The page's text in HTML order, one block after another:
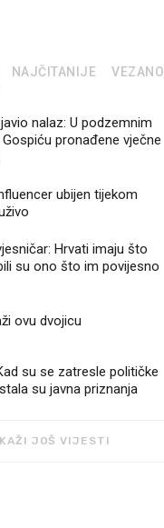
NAJČITANIJE VEZANO
nalaz: U podzemnim
pronađene vječne
ubijen tijekom
Hrvati imaju što
su ono što im povijesno
ovu dvojicu
su se zatresle političke
su javna priznanja
JOŠ VIJESTI